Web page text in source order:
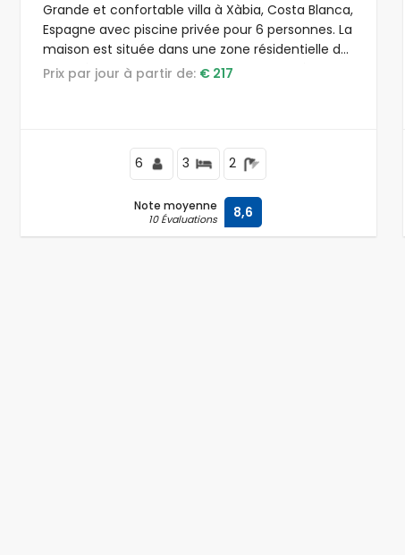
Grande et confortable villa à Xàbia, Costa Blanca,
Espagne avec piscine privée pour 6 personnes. La
maison est située dans une zone résidentielle de
plage, à 2 km de la plage de La Barraca, Xàbia.
Prix par jour à partir de: € 217
6 3 2
Note moyenne
10 Évaluations 8,6